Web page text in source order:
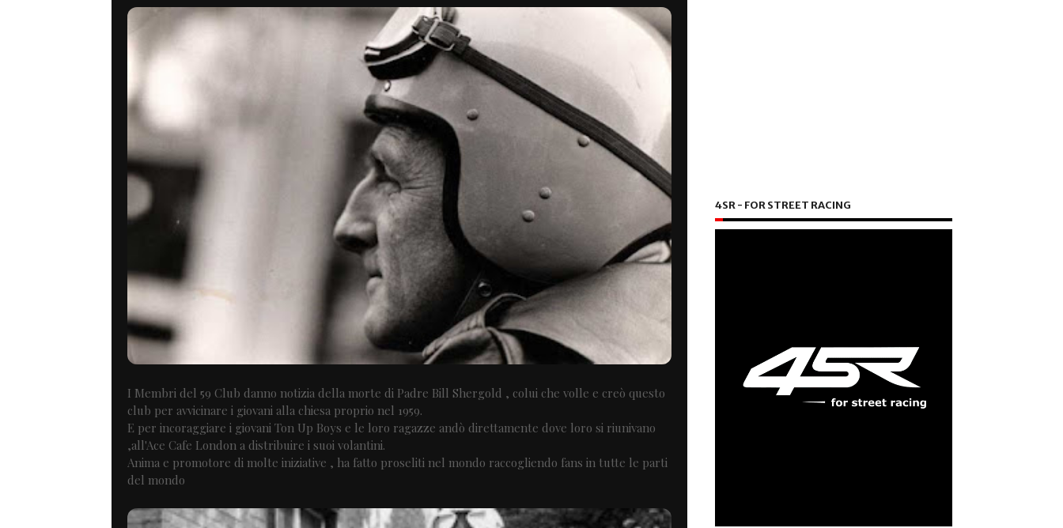
I Membri del 59 Club danno notizia della morte di Padre Bill Shergold , colui che volle e creò questo
club per avvicinare i giovani alla chiesa proprio nel 1959.
E per incoraggiare i giovani Ton Up Boys e le loro ragazze andò direttamente dove loro si riunivano
,all'Ace Cafe London a distribuire i suoi volantini.
Anima e promotore di molte iniziative , ha fatto proseliti nel mondo raccogliendo fans in tutte le parti
del mondo
4SR - FOR STREET RACING